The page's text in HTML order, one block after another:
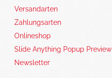
Versandarten
Zahlungsarten
Onlineshop
Slide Anything Popup Preview
Newsletter